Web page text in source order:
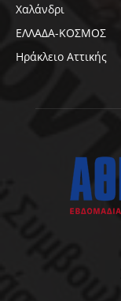
Χαλάνδρι
ΕΛΛΑΔΑ-ΚΟΣΜΟΣ
Ηράκλειο Αττικής